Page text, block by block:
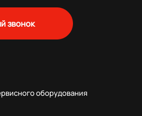
звонок
оборудования